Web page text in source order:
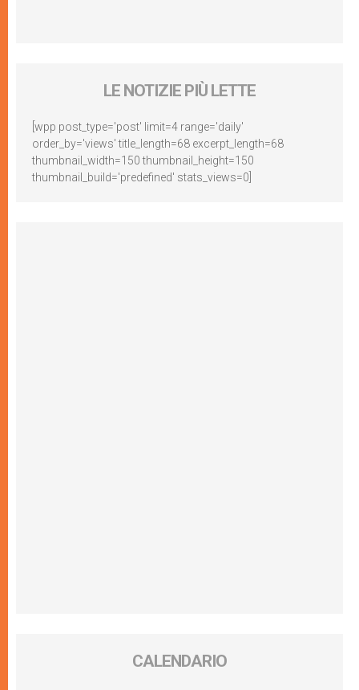
LE NOTIZIE PIÙ LETTE
[wpp post_type='post' limit=4 range='daily'
order_by='views' title_length=68 excerpt_length=68
thumbnail_width=150 thumbnail_height=150
thumbnail_build='predefined' stats_views=0]
CALENDARIO